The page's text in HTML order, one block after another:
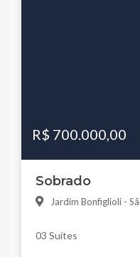
R$ 700.000,00
Sobrado
Jardim Bonfiglioli -
03 Suítes